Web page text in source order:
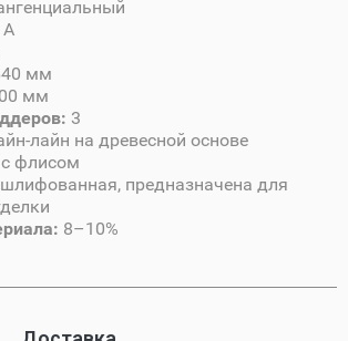
A
мм
мм
3
лайн на древесной основе
с флисом
предназначена для
8–10%